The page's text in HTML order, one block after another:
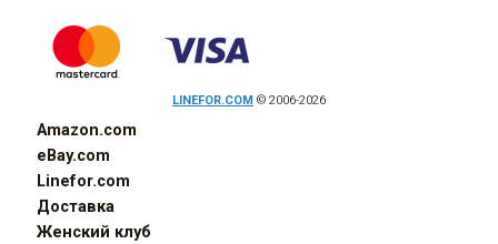
LINEFOR.COM © 2006-2026
Amazon.com
eBay.com
Linefor.com
Доставка
Женский клуб